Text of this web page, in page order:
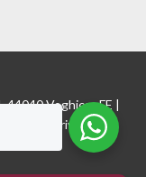
44040 Voghiera FE |
Privacy|